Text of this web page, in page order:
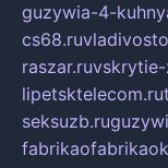
guzywia-4-
cs68.ru
raszar.ruvskrytie-
lipetsktelecom.ru
seksuzb.ru